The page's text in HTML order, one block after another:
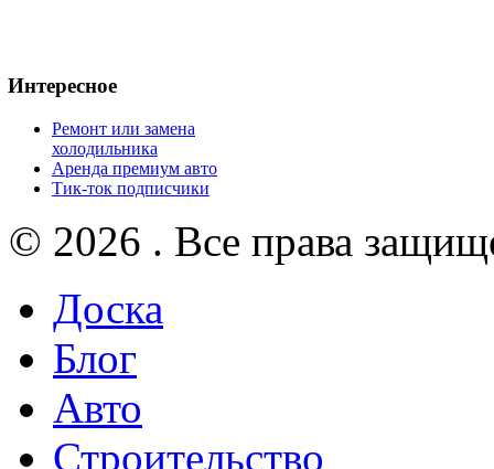
Интересное
Ремонт или замена
холодильника
Аренда премиум авто
Тик-ток подписчики
© 2026 . Все права
Доска
Блог
Авто
Строительство